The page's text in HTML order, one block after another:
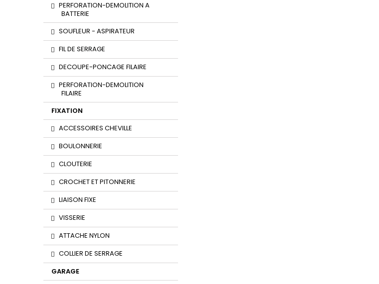
PERFORATION-DEMOLITION A
BATTERIE
SOUFLEUR - ASPIRATEUR
FIL DE SERRAGE
DECOUPE-PONCAGE FILAIRE
PERFORATION-DEMOLITION
FILAIRE
FIXATION
ACCESSOIRES CHEVILLE
BOULONNERIE
CLOUTERIE
CROCHET ET PITONNERIE
LIAISON FIXE
VISSERIE
ATTACHE NYLON
COLLIER DE SERRAGE
GARAGE